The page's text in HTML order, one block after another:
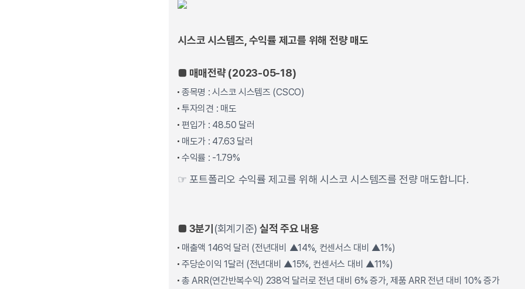
시스코 시스템즈, 수익률 제고를 위해 전량 매도
■ 매매전략 (2023-05-18)
종목명 : 시스코 시스템즈 (CSCO)
투자의견 : 매도
편입가 : 48.50 달러
매도가 : 47.63 달러
수익률 : -1.79%
☞ 포트폴리오 수익률 제고를 위해 시스코 시스템즈를 전량 매도합니다.
■ 3분기 (회계기준) 실적 주요 내용
매출액 146억 달러 (전년대비 ▲14%, 컨센서스 대비 ▲1%)
주당순이익 1달러 (전년대비 ▲15%, 컨센서스 대비 ▲11%)
총 ARR(연간반복수익) 238억 달러로 전년 대비 6% 증가, 제품 ARR 전년 대비 10% 증가